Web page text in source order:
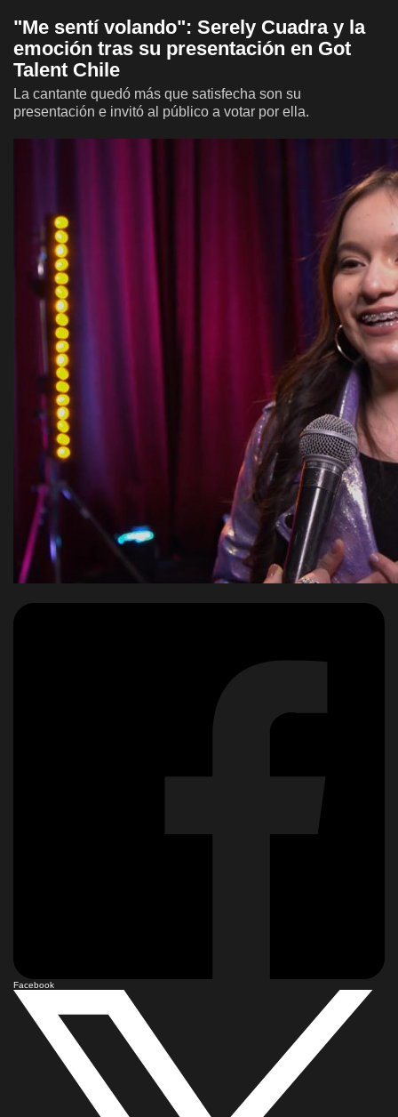
"Me sentí volando": Serely Cuadra y la
emoción tras su presentación en Got
Talent Chile
La cantante quedó más que satisfecha son su
presentación e invitó al público a votar por ella.
Facebook